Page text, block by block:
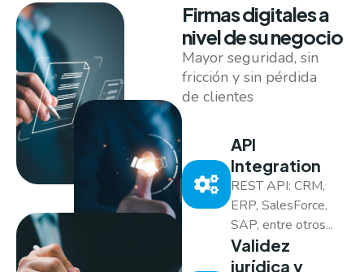
Firmas digitales a
nivel de su negocio
Mayor seguridad, sin
fricción y sin pérdida
de clientes
API
Integration
REST API: CRM,
ERP, SalesForce,
SAP, entre otros...
Validez
jurídica y